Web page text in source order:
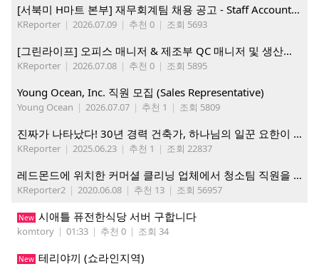
[서북미 H마트 본부] 재무회계팀 채용 공고 - Staff Accountant
KReporter | 2026.07.09 | 추천 0 | 조회 5693
[그린라이프] 오피스 매니저 & 제조부 QC 매니저 및 생산직, 웨어하우스 직원 모집
KReporter | 2026.07.08 | 추천 0 | 조회 5895
Young Ocean, Inc. 직원 모집 (Sales Representative)
Young Ocean | 2026.07.07 | 추천 1 | 조회 5809
진짜가 나타났다! 30년 경력 건축가, 하나님의 일꾼 요한이 책임 시공합니다.
KReporter | 2025.06.23 | 추천 1 | 조회 22837
레드몬드에 위치한 커머셜 클리닝 업체에서 청소팀 직원을 모집합니다.
KReporter2 | 2020.06.08 | 추천 13 | 조회 56957
New 시애틀 퓨전한식당 서버 구합니다
komtory | 01:33 | 추천 0 | 조회 34
New 테리야끼 (쇼라인지역)